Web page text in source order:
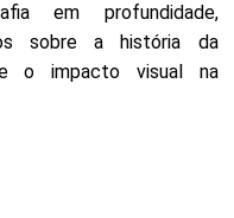
em profundidade,
sobre a história da
o impacto visual na